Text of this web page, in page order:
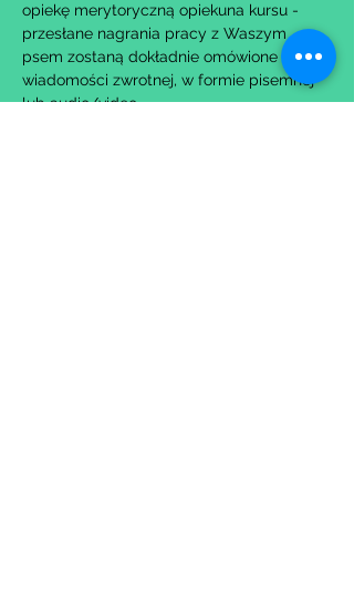
opiekę merytoryczną opiekuna kursu -
przesłane nagrania pracy z Waszym
psem zostaną dokładnie omówione w
wiadomości zwrotnej, w formie pisemnej
lub audio/video.